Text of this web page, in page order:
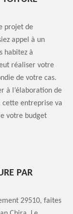
projet de
appel à un
habitez à
réaliser votre
de votre cas.
à l’élaboration de
cette entreprise va
votre budget
PAR
29510, faites